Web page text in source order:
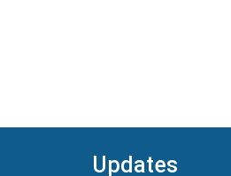
Updates